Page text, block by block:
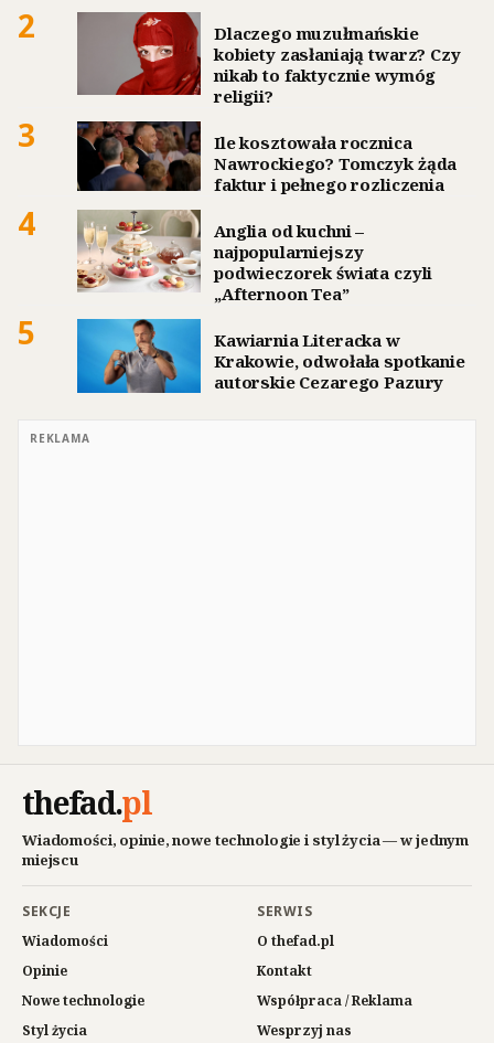
2
Dlaczego muzułmańskie
kobiety zasłaniają twarz? Czy
nikab to faktycznie wymóg
religii?
3
Ile kosztowała rocznica
Nawrockiego? Tomczyk żąda
faktur i pełnego rozliczenia
4
Anglia od kuchni –
najpopularniejszy
podwieczorek świata czyli
„Afternoon Tea”
5
Kawiarnia Literacka w
Krakowie, odwołała spotkanie
autorskie Cezarego Pazury
REKLAMA
thefad.pl
Wiadomości, opinie, nowe technologie i styl życia — w jednym
miejscu
SEKCJE
Wiadomości
Opinie
Nowe technologie
Styl życia
SERWIS
O thefad.pl
Kontakt
Współpraca / Reklama
Wesprzyj nas